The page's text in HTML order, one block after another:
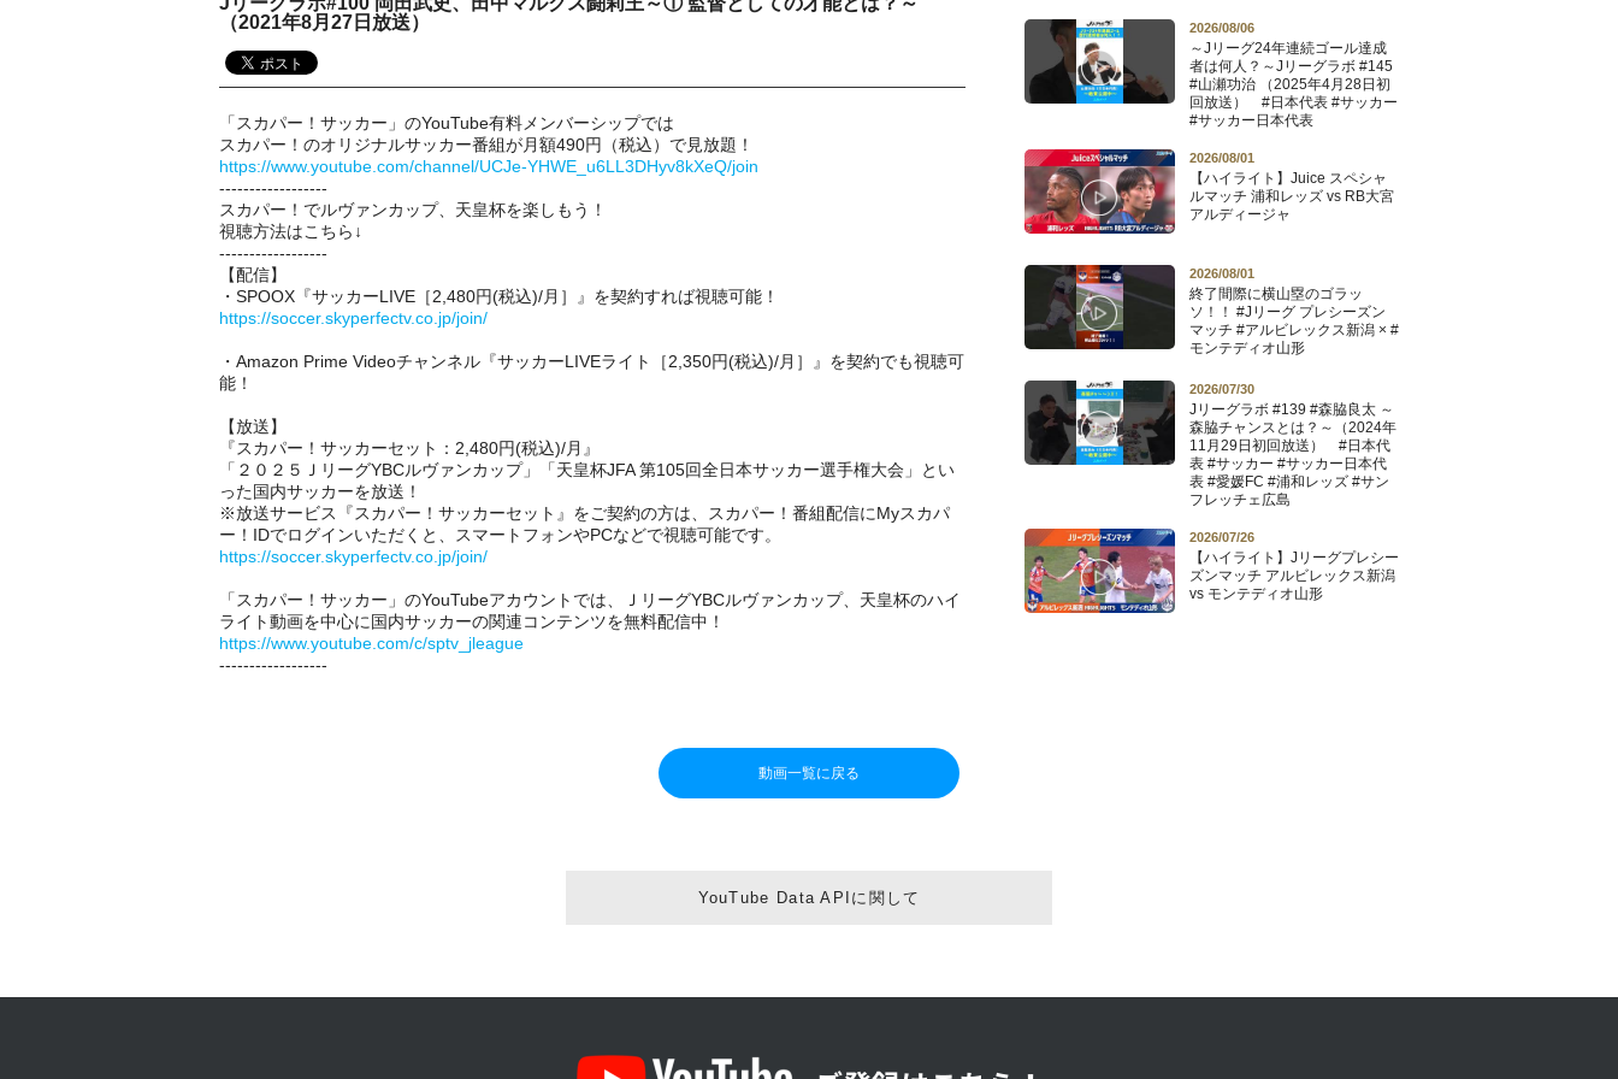
（2021年8月27日放送）
「スカパー！サッカー」のYouTube有料メンバーシップでは
スカパー！のオリジナルサッカー番組が月額490円（税込）で見放題！
https://www.youtube.com/channel/UCJe-YHWE_u6LL3DHyv8kXeQ/join
------------------
スカパー！でルヴァンカップ、天皇杯を楽しもう！
視聴方法はこちら↓
------------------
【配信】
・SPOOX『サッカーLIVE［2,480円(税込)/月］』を契約すれば視聴可能！
https://soccer.skyperfectv.co.jp/join/
・Amazon Prime Videoチャンネル『サッカーLIVEライト［2,350円(税込)/月］』を契約でも視聴可
能！
【放送】
『スカパー！サッカーセット：2,480円(税込)/月』
「２０２５ＪリーグYBCルヴァンカップ」「天皇杯JFA 第105回全日本サッカー選手権大会」とい
った国内サッカーを放送！
※放送サービス『スカパー！サッカーセット』をご契約の方は、スカパー！番組配信にMyスカパ
ー！IDでログインいただくと、スマートフォンやPCなどで視聴可能です。
https://soccer.skyperfectv.co.jp/join/
「スカパー！サッカー」のYouTubeアカウントでは、ＪリーグYBCルヴァンカップ、天皇杯のハイ
ライト動画を中心に国内サッカーの関連コンテンツを無料配信中！
https://www.youtube.com/c/sptv_jleague
------------------
2026/08/06
～Jリーグ24年連続ゴール達成
者は何人？～Jリーグラボ #145
#山瀬功治 （2025年4月28日初
回放送） #日本代表 #サッカー
#サッカー日本代表
2026/08/01
【ハイライト】Juice スペシャ
ルマッチ 浦和レッズ vs RB大宮
アルディージャ
2026/08/01
終了間際に横山塁のゴラッ
ソ！！ #Jリーグ プレシーズン
マッチ #アルビレックス新潟 × #
モンテディオ山形
2026/07/30
Jリーグラボ #139 #森脇良太 ～
森脇チャンスとは？～（2024年
11月29日初回放送） #日本代
表 #サッカー #サッカー日本代
表 #愛媛FC #浦和レッズ #サン
フレッチェ広島
2026/07/26
【ハイライト】Jリーグプレシー
ズンマッチ アルビレックス新潟
vs モンテディオ山形
動画一覧に戻る
YouTube Data APIに関して